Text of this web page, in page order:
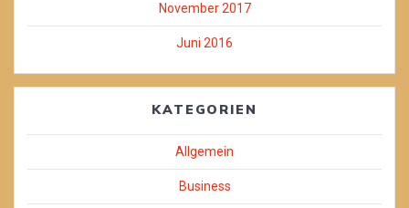
November 2017
Juni 2016
KATEGORIEN
Allgemein
Business